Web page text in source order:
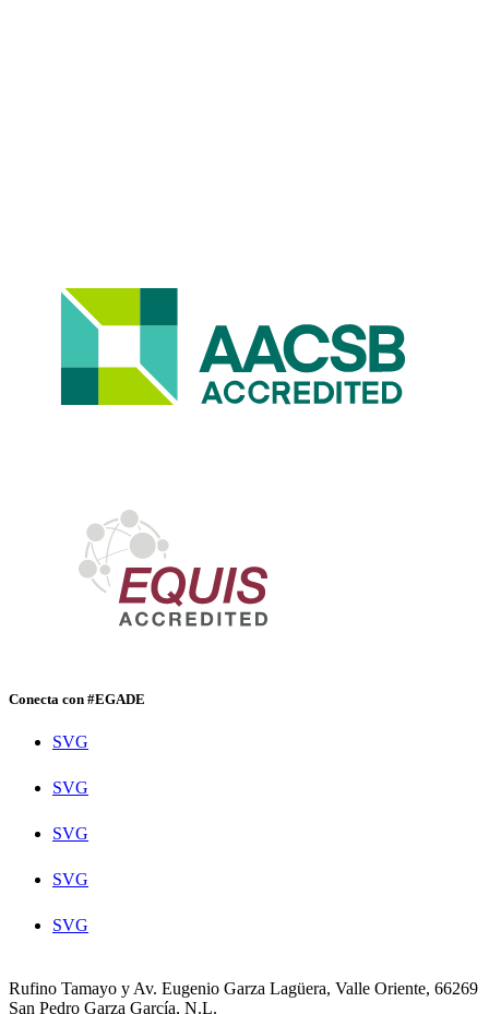
Conecta con #EGADE
SVG
SVG
SVG
SVG
SVG
Rufino Tamayo y Av. Eugenio Garza Lagüera, Valle Oriente, 66269
San Pedro Garza García, N.L.